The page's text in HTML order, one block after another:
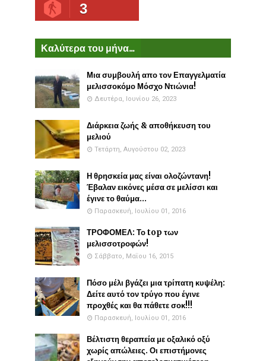
3
Καλύτερα του μήνα...
Μια συμβουλή απο τον Επαγγελματία
μελισσοκόμο Μόσχο Ντιώνια!
Δευτέρα, Ιουνίου 26, 2023
Διάρκεια ζωής & αποθήκευση του
μελιού
Τετάρτη, Αυγούστου 02, 2023
Η θρησκεία μας είναι ολοζώντανη!
Έβαλαν εικόνες μέσα σε μελίσσι και
έγινε το θαύμα...
Παρασκευή, Ιουλίου 01, 2016
ΤΡΟΦΟΜΕΛ: Το top των
μελισσοτροφών!
Σάββατο, Μαΐου 16, 2015
Πόσο μέλι βγάζει μια τρίπατη κυψέλη:
Δείτε αυτό τον τρύγο που έγινε
προχθές και θα πάθετε σοκ!!!
Παρασκευή, Ιουλίου 01, 2016
Βέλτιστη θεραπεία με οξαλικό οξύ
χωρίς απώλειες. Οι επιστήμονες